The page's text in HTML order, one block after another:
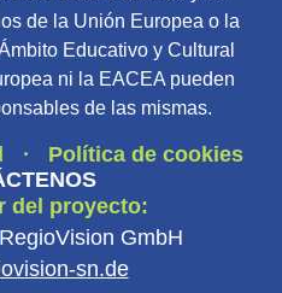
del proyecto:
GmbH
sn.de
de la Unión Europea o la
Educativo y Cultural
ni la EACEA pueden
de las mismas.
· Política de cookies